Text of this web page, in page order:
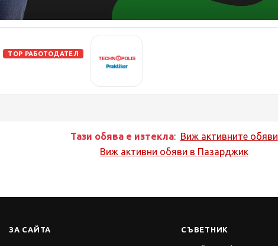
TOP РАБОТОДАТЕЛ
Тази обява е изтекла: Виж активните обяви
Виж активни обяви в Пазарджик
ЗА САЙТА СЪВЕТНИК